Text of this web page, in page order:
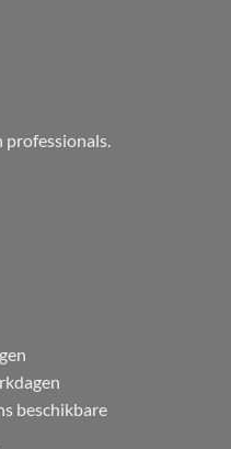
professionals.
beschikbare